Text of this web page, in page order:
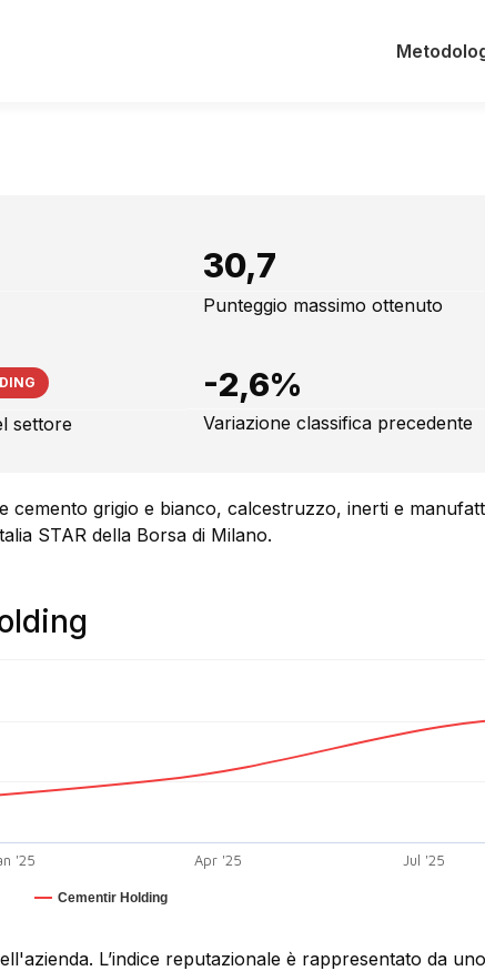
30,7
Punteggio massimo ottenuto
settore
-2,6%
Variazione classifica precedente
cemento grigio e bianco, calcestruzzo, inerti e
STAR della Borsa di Milano.
Cementir Holding
'25 Apr '25 Jul '25
L’indice reputazionale è rappresentato da